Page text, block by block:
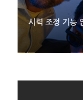
시력 조정 기능
D램 부족에